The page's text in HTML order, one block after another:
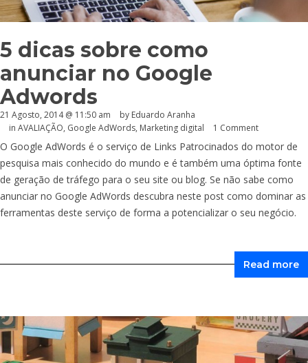
5 dicas sobre como
anunciar no Google
Adwords
21 Agosto, 2014 @ 11:50 am by Eduardo Aranha
in AVALIAÇÃO, Google AdWords, Marketing digital 1 Comment
O Google AdWords é o serviço de Links Patrocinados do motor de
pesquisa mais conhecido do mundo e é também uma óptima fonte
de geração de tráfego para o seu site ou blog. Se não sabe como
anunciar no Google AdWords descubra neste post como dominar as
ferramentas deste serviço de forma a potencializar o seu negócio.
Read more